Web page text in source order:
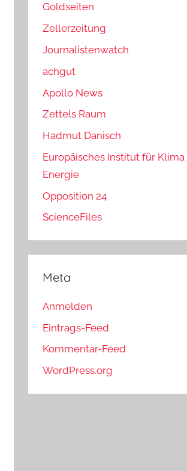
Goldseiten
Zellerzeitung
Journalistenwatch
achgut
Apollo News
Zettels Raum
Hadmut Danisch
Europäisches Institut für Klima
Energie
Opposition 24
ScienceFiles
Meta
Anmelden
Eintrags-Feed
Kommentar-Feed
WordPress.org